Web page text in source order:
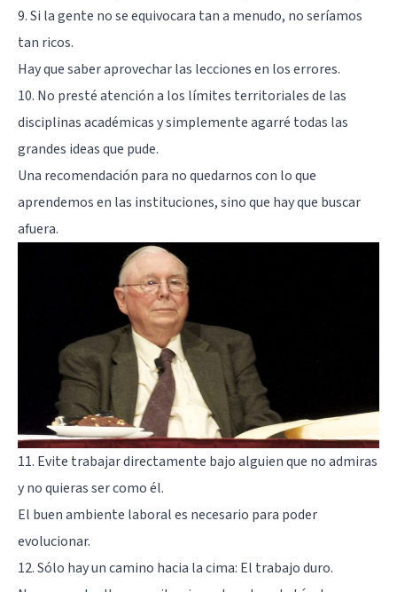
9. Si la gente no se equivocara tan a menudo, no seríamos
tan ricos.
Hay que saber aprovechar las lecciones en los errores.
10. No presté atención a los límites territoriales de las
disciplinas académicas y simplemente agarré todas las
grandes ideas que pude.
Una recomendación para no quedarnos con lo que
aprendemos en las instituciones, sino que hay que buscar
afuera.
11. Evite trabajar directamente bajo alguien que no admiras
y no quieras ser como él.
El buen ambiente laboral es necesario para poder
evolucionar.
12. Sólo hay un camino hacia la cima: El trabajo duro.